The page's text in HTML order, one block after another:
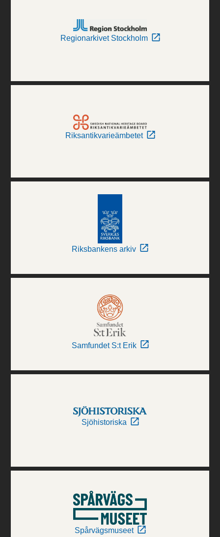
Regionarkivet Stockholm
Riksantikvarieämbetet
Riksbankens arkiv
Samfundet S:t Erik
Sjöhistoriska
Spårvägsmuseet